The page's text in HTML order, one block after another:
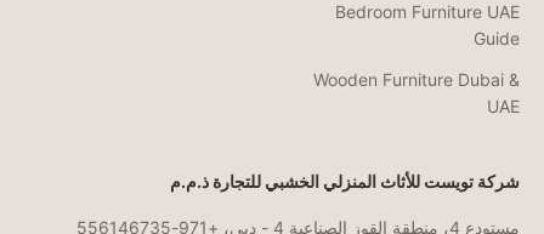
Bedroom Furniture UAE
Guide
Wooden Furniture Dubai &
UAE
شركة تويست للأثاث المنزلي الخشبي للتجارة ذ.م.م
مستودع 4، منطقة القوز الصناعية 4 - دبي، +971-556146735